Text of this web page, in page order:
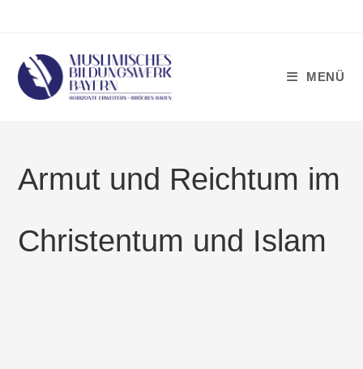
MENÜ
Armut und Reichtum im
Christentum und Islam